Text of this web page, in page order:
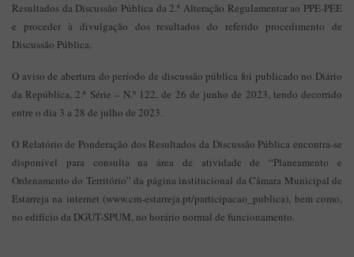
Resultados da Discussão Pública da 2.ª Alteração Regulamentar ao PPE-PEE
e proceder à divulgação dos resultados do referido procedimento de
Discussão Pública.
O aviso de abertura do período de discussão pública foi publicado no Diário
da República, 2.ª Série – N.º 122, de 26 de junho de 2023, tendo decorrido
entre o dia 3 a 28 de julho de 2023.
O Relatório de Ponderação dos Resultados da Discussão Pública encontra-se
disponível para consulta na área de atividade de “Planeamento e
Ordenamento do Território” da página institucional da Câmara Municipal de
Estarreja na internet (www.cm-estarreja.pt/participacao_publica), bem como,
no edifício da DGUT-SPUM, no horário normal de funcionamento.